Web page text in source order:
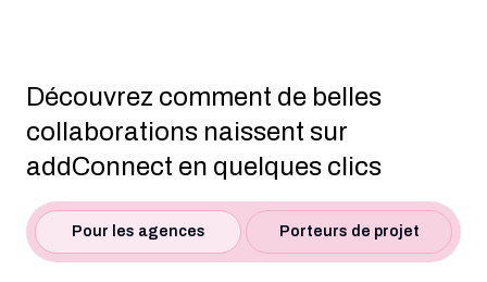
Découvrez comment de belles
collaborations naissent sur
addConnect en quelques clics
Pour les agences Porteurs de projet